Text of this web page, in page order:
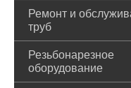
Ремонт и
труб
Резьбонарезное
оборудование